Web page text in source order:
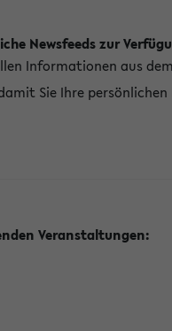
Newsfeeds zur
Informationen aus
Sie Ihre
Veranstaltungen: